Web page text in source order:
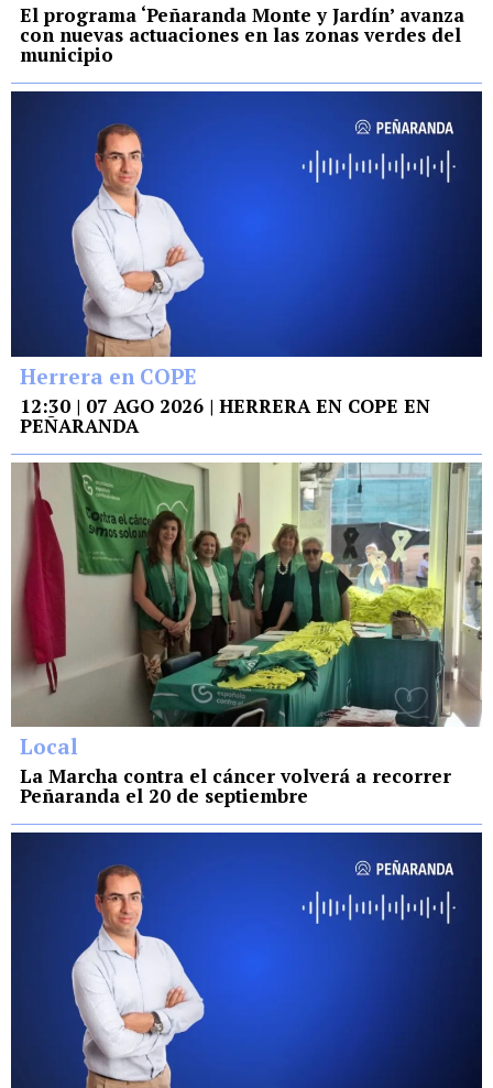
El programa ‘Peñaranda Monte y Jardín’ avanza
con nuevas actuaciones en las zonas verdes del
municipio
Herrera en COPE
12:30 | 07 AGO 2026 | HERRERA EN COPE EN
PEÑARANDA
Local
La Marcha contra el cáncer volverá a recorrer
Peñaranda el 20 de septiembre